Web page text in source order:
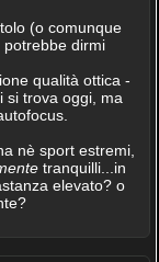
(o comunque
dirmi
qualità ottica -
si trova oggi, ma
nè sport estremi,
tranquilli...in
elevato? o